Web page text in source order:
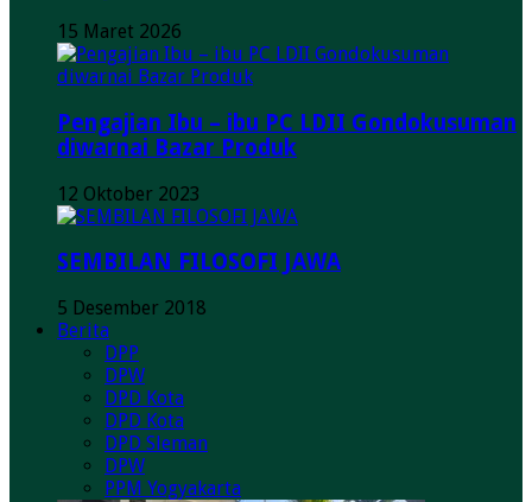
15 Maret 2026
Pengajian Ibu – ibu PC LDII Gondokusuman
diwarnai Bazar Produk
12 Oktober 2023
SEMBILAN FILOSOFI JAWA
5 Desember 2018
Berita
DPP
DPW
DPD Kota
DPD Kota
DPD Sleman
DPW
PPM Yogyakarta